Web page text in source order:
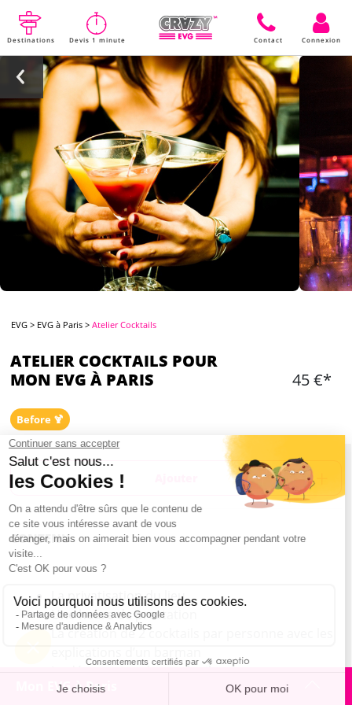
Destinations Devis 1 minute Contact Connexion
EVG > EVG à Paris >Atelier Cocktails
ATELIER COCKTAILS POUR
MON EVG À PARIS
45 €*
Before 🍹
CONTENU
La privatisation du lieu
Une heure de prestation
La création de 2 cocktails par personne avec les
La dégustation des cocktails
La recette du cocktail
Mon EVG à Paris